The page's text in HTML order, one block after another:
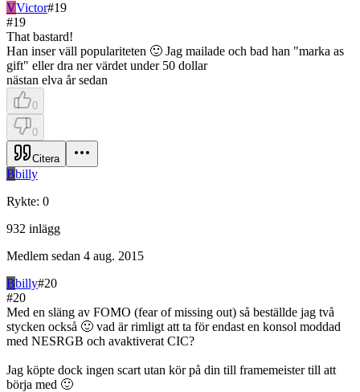
VVictor#19
#19
That bastard!
Han inser väll populariteten 🙂 Jag mailade och bad han "marka as
gift" eller dra ner värdet under 50 dollar
nästan elva år sedan
0
0
Citera
Bbilly
Rykte: 0
932 inlägg
Medlem sedan 4 aug. 2015
Bbilly#20
#20
Med en släng av FOMO (fear of missing out) så beställde jag två
stycken också 🙂 vad är rimligt att ta för endast en konsol moddad
med NESRGB och avaktiverat CIC?
Jag köpte dock ingen scart utan kör på din till framemeister till att
börja med 🙂